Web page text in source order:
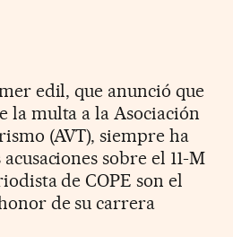
edil, que anunció que
la multa a la Asociación
(AVT), siempre ha
sobre el 11-M
de COPE son el
de su carrera